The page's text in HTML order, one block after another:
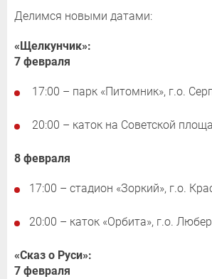
Делимся новыми датами:
«Щелкунчик»:
7 февраля
17:00 – парк «Питомник», г.о.
20:00 – каток на Советской
8 февраля
17:00 – стадион «Зоркий», г.о.
20:00 – каток «Орбита», г.о.
«Сказ о Руси»:
7 февраля